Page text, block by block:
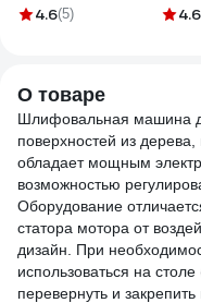
75х457 мм, P240, 5
4.6(5)
IP 44
4.6
О товаре
Шлифовальная машина
поверхностей из
обладает мощным
возможностью
Оборудование
статора мотора от
дизайн. При
использоваться на
перевернуть и